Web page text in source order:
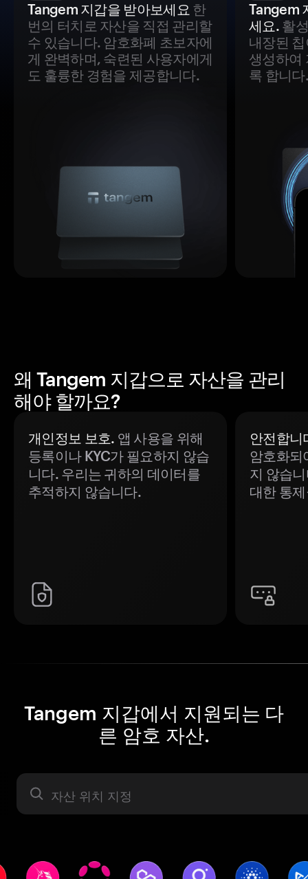
Tangem 지갑을 받아보세요 한
번의 터치로 자산을 직접 관리할
수 있습니다. 암호화폐 초보자에
게 완벽하며, 숙련된 사용자에게
도 훌륭한 경험을 제공합니다.
Tangem
세요.활
내장된
생성하여
록 합니다.
왜 Tangem 지갑으로 자산을 관리
해야 할까요?
개인정보 보호. 앱 사용을 위해
등록이나 KYC가 필요하지 않습
니다. 우리는 귀하의 데이터를
추적하지 않습니다.
안전합니
암호화되
지 않습
대한 통
Tangem 지갑에서 지원되는 다
른 암호 자산.
자산 라벨